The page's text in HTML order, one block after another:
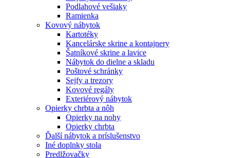
Podlahové vešiaky
Ramienka
Kovový nábytok
Kartotéky
Kancelárske skrine a kontajnery
Šatníkové skrine a lavice
Nábytok do dielne a skladu
Poštové schránky
Sejfy a trezory
Kovové regály
Exteriérový nábytok
Opierky chrbta a nôh
Opierky na nohy
Opierky chrbta
Ďalší nábytok a príslušenstvo
Iné doplnky stola
Predlžovačky